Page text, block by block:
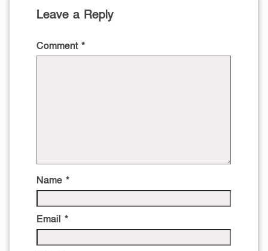
Leave a Reply
Comment *
Name *
Email *